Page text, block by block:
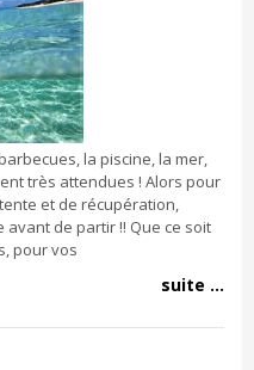
la piscine, la mer,
très attendues ! Alors pour
et de récupération,
de partir !! Que ce soit
pour vos
suite ...